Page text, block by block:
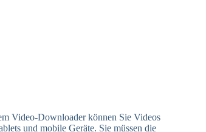
Video-Downloader können Sie Videos
und mobile Geräte. Sie müssen die